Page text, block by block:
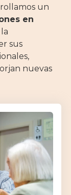
un
en
sus
nuevas